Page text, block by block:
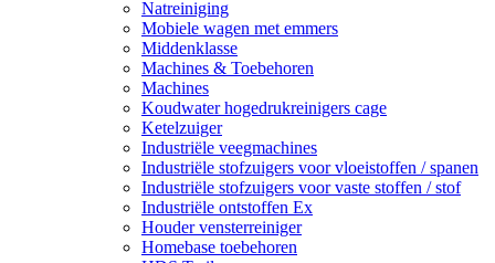
Natreiniging
Mobiele wagen met emmers
Middenklasse
Machines & Toebehoren
Machines
Koudwater hogedrukreinigers cage
Ketelzuiger
Industriële veegmachines
Industriële stofzuigers voor vloeistoffen / spanen
Industriële stofzuigers voor vaste stoffen / stof
Industriële ontstoffen Ex
Houder vensterreiniger
Homebase toebehoren